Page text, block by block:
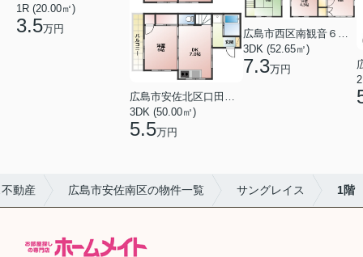
1R (20.00㎡)
3.5万円
3DK (50.00㎡)
5.5万円
3DK (52.65㎡)
7.3万円
動産 広島市安佐南区の物件一覧 サングレイス 1階